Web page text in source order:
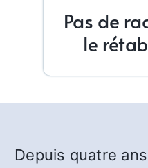
Pas de
le
Depuis quatre